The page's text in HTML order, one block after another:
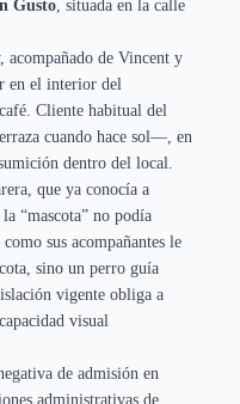
Gusto, situada en la calle
acompañado de Vincent y
en el interior del
Cliente habitual del
cuando hace sol—, en
dentro del local.
que ya conocía a
“mascota” no podía
sus acompañantes le
sino un perro guía
vigente obliga a
visual
de admisión en
administrativas de